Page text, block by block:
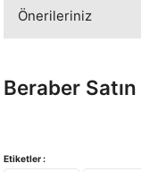
Önerileriniz
iletebilirsiniz.
Ürün resmi kalitesiz,
Beraber
Etiketler :